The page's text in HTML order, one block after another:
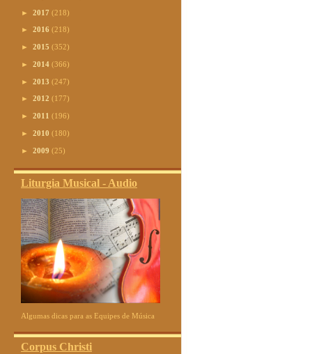
► 2017 (218)
► 2016 (218)
► 2015 (352)
► 2014 (366)
► 2013 (247)
► 2012 (177)
► 2011 (196)
► 2010 (180)
► 2009 (25)
Liturgia Musical - Audio
Algumas dicas para as Equipes de Música
Corpus Christi